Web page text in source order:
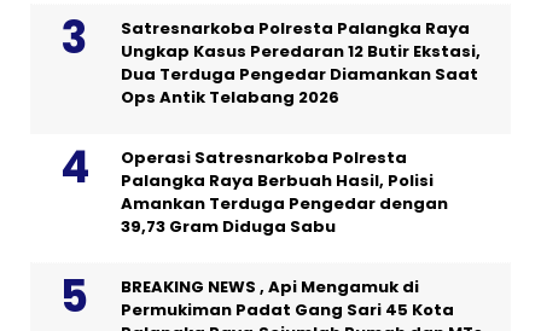
Satresnarkoba Polresta Palangka Raya
Ungkap Kasus Peredaran 12 Butir Ekstasi,
Dua Terduga Pengedar Diamankan Saat
Ops Antik Telabang 2026
Operasi Satresnarkoba Polresta
Palangka Raya Berbuah Hasil, Polisi
Amankan Terduga Pengedar dengan
39,73 Gram Diduga Sabu
BREAKING NEWS , Api Mengamuk di
Permukiman Padat Gang Sari 45 Kota